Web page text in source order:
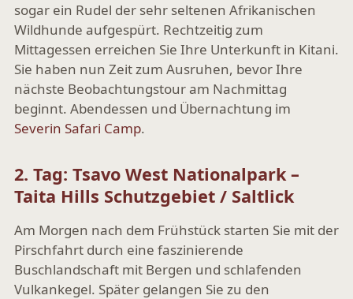
sogar ein Rudel der sehr seltenen Afrikanischen
Wildhunde aufgespürt. Rechtzeitig zum
Mittagessen erreichen Sie Ihre Unterkunft in Kitani.
Sie haben nun Zeit zum Ausruhen, bevor Ihre
nächste Beobachtungstour am Nachmittag
beginnt. Abendessen und Übernachtung im
Severin Safari Camp.
2. Tag: Tsavo West Nationalpark –
Taita Hills Schutzgebiet / Saltlick
Am Morgen nach dem Frühstück starten Sie mit der
Pirschfahrt durch eine faszinierende
Buschlandschaft mit Bergen und schlafenden
Vulkankegel. Später gelangen Sie zu den